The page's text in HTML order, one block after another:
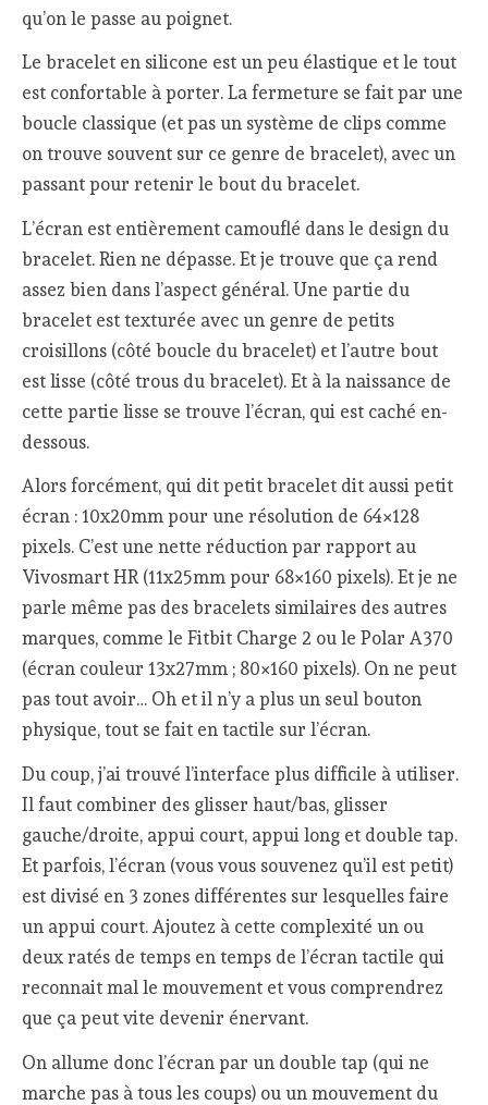
qu’on le passe au poignet.
Le bracelet en silicone est un peu élastique et le tout
est confortable à porter. La fermeture se fait par une
boucle classique (et pas un système de clips comme
on trouve souvent sur ce genre de bracelet), avec un
passant pour retenir le bout du bracelet.
L’écran est entièrement camouflé dans le design du
bracelet. Rien ne dépasse. Et je trouve que ça rend
assez bien dans l’aspect général. Une partie du
bracelet est texturée avec un genre de petits
croisillons (côté boucle du bracelet) et l’autre bout
est lisse (côté trous du bracelet). Et à la naissance de
cette partie lisse se trouve l’écran, qui est caché en-
dessous.
Alors forcément, qui dit petit bracelet dit aussi petit
écran : 10x20mm pour une résolution de 64×128
pixels. C’est une nette réduction par rapport au
Vivosmart HR (11x25mm pour 68×160 pixels). Et je ne
parle même pas des bracelets similaires des autres
marques, comme le Fitbit Charge 2 ou le Polar A370
(écran couleur 13x27mm ; 80×160 pixels). On ne peut
pas tout avoir… Oh et il n’y a plus un seul bouton
physique, tout se fait en tactile sur l’écran.
Du coup, j’ai trouvé l’interface plus difficile à utiliser.
Il faut combiner des glisser haut/bas, glisser
gauche/droite, appui court, appui long et double tap.
Et parfois, l’écran (vous vous souvenez qu’il est petit)
est divisé en 3 zones différentes sur lesquelles faire
un appui court. Ajoutez à cette complexité un ou
deux ratés de temps en temps de l’écran tactile qui
reconnait mal le mouvement et vous comprendrez
que ça peut vite devenir énervant.
On allume donc l’écran par un double tap (qui ne
marche pas à tous les coups) ou un mouvement du